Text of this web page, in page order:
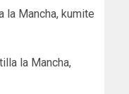
la Mancha, kumite
la Mancha,